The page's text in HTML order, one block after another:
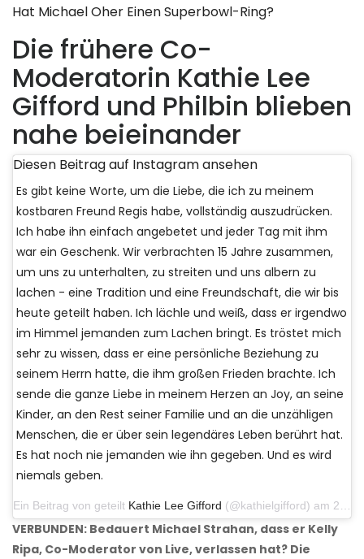
Hat Michael Oher Einen Superbowl-Ring?
Die frühere Co-
Moderatorin Kathie Lee
Gifford und Philbin blieben
nahe beieinander
Diesen Beitrag auf Instagram ansehen
Es gibt keine Worte, um die Liebe, die ich zu meinem
kostbaren Freund Regis habe, vollständig auszudrücken.
Ich habe ihn einfach angebetet und jeder Tag mit ihm
war ein Geschenk. Wir verbrachten 15 Jahre zusammen,
um uns zu unterhalten, zu streiten und uns albern zu
lachen - eine Tradition und eine Freundschaft, die wir bis
heute geteilt haben. Ich lächle und weiß, dass er irgendwo
im Himmel jemanden zum Lachen bringt. Es tröstet mich
sehr zu wissen, dass er eine persönliche Beziehung zu
seinem Herrn hatte, die ihm großen Frieden brachte. Ich
sende die ganze Liebe in meinem Herzen an Joy, an seine
Kinder, an den Rest seiner Familie und an die unzähligen
Menschen, die er über sein legendäres Leben berührt hat.
Es hat noch nie jemanden wie ihn gegeben. Und es wird
niemals geben.
Ein Beitrag von geteilt Kathie Lee Gifford (@kathielgifford) am 25. Juli 2020 um 14:37 Uhr PDT
VERBUNDEN: Bedauert Michael Strahan, dass er Kelly
Ripa, Co-Moderator von Live, verlassen hat? Die